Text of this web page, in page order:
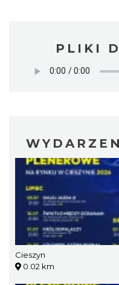
PLIKI
Cieszyn
0.02 km